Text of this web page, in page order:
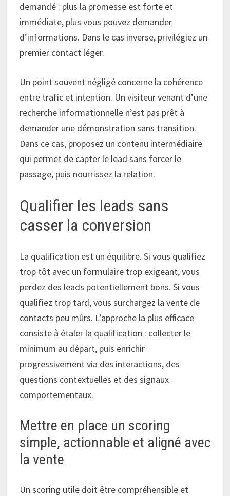
demandé : plus la promesse est forte et
immédiate, plus vous pouvez demander
d’informations. Dans le cas inverse, privilégiez un
premier contact léger.
Un point souvent négligé concerne la cohérence
entre trafic et intention. Un visiteur venant d’une
recherche informationnelle n’est pas prêt à
demander une démonstration sans transition.
Dans ce cas, proposez un contenu intermédiaire
qui permet de capter le lead sans forcer le
passage, puis nourrissez la relation.
Qualifier les leads sans
casser la conversion
La qualification est un équilibre. Si vous qualifiez
trop tôt avec un formulaire trop exigeant, vous
perdez des leads potentiellement bons. Si vous
qualifiez trop tard, vous surchargez la vente de
contacts peu mûrs. L’approche la plus efficace
consiste à étaler la qualification : collecter le
minimum au départ, puis enrichir
progressivement via des interactions, des
questions contextuelles et des signaux
comportementaux.
Mettre en place un scoring
simple, actionnable et aligné avec
la vente
Un scoring utile doit être compréhensible et